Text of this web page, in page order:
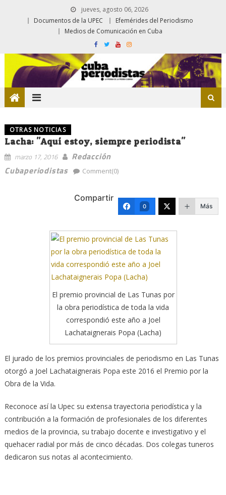
jueves, agosto 06, 2026
Documentos de la UPEC
Efemérides del Periodismo
Medios de Comunicación en Cuba
OTRAS NOTICIAS
Lacha: "Aquí estoy, siempre periodista"
marzo 17, 2016
Redacción
Cubaperiodistas
Comment(0)
Compartir
0 Más
El premio provincial de Las Tunas por
la obra periodística de toda la vida
correspondió este año a Joel
Lachataignerais Popa (Lacha)
El jurado de los premios provinciales de periodismo en Las Tunas
otorgó a Joel Lachataignerais Popa este 2016 el Premio por la
Obra de la Vida.
Reconoce así la Upec su extensa trayectoria periodística y la
contribución a la formación de profesionales de los diferentes
medios de la provincia, su trabajo docente e investigativo y el
quehacer radial por más de cinco décadas. Dos colegas tuneros
dedicaron sus notas al acontecimiento.